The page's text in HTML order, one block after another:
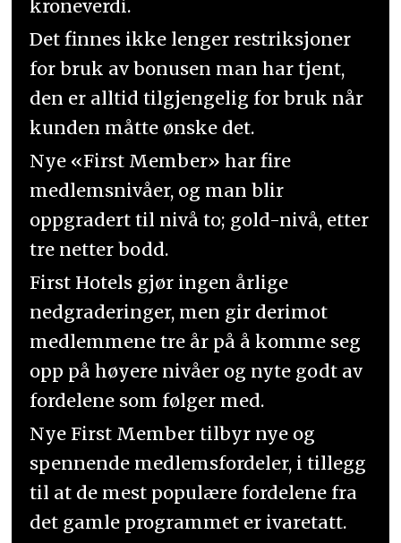
kroneverdi.
Det finnes ikke lenger restriksjoner
for bruk av bonusen man har tjent,
den er alltid tilgjengelig for bruk når
kunden måtte ønske det.
Nye «First Member» har fire
medlemsnivåer, og man blir
oppgradert til nivå to; gold-nivå, etter
tre netter bodd.
First Hotels gjør ingen årlige
nedgraderinger, men gir derimot
medlemmene tre år på å komme seg
opp på høyere nivåer og nyte godt av
fordelene som følger med.
Nye First Member tilbyr nye og
spennende medlemsfordeler, i tillegg
til at de mest populære fordelene fra
det gamle programmet er ivaretatt.